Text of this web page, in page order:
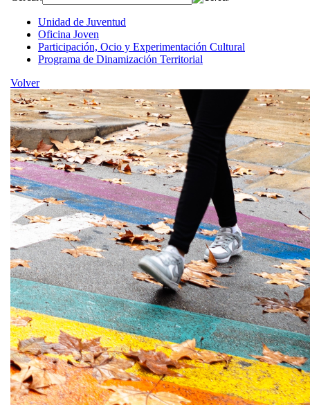
Unidad de Juventud
Oficina Joven
Participación, Ocio y Experimentación Cultural
Programa de Dinamización Territorial
Volver